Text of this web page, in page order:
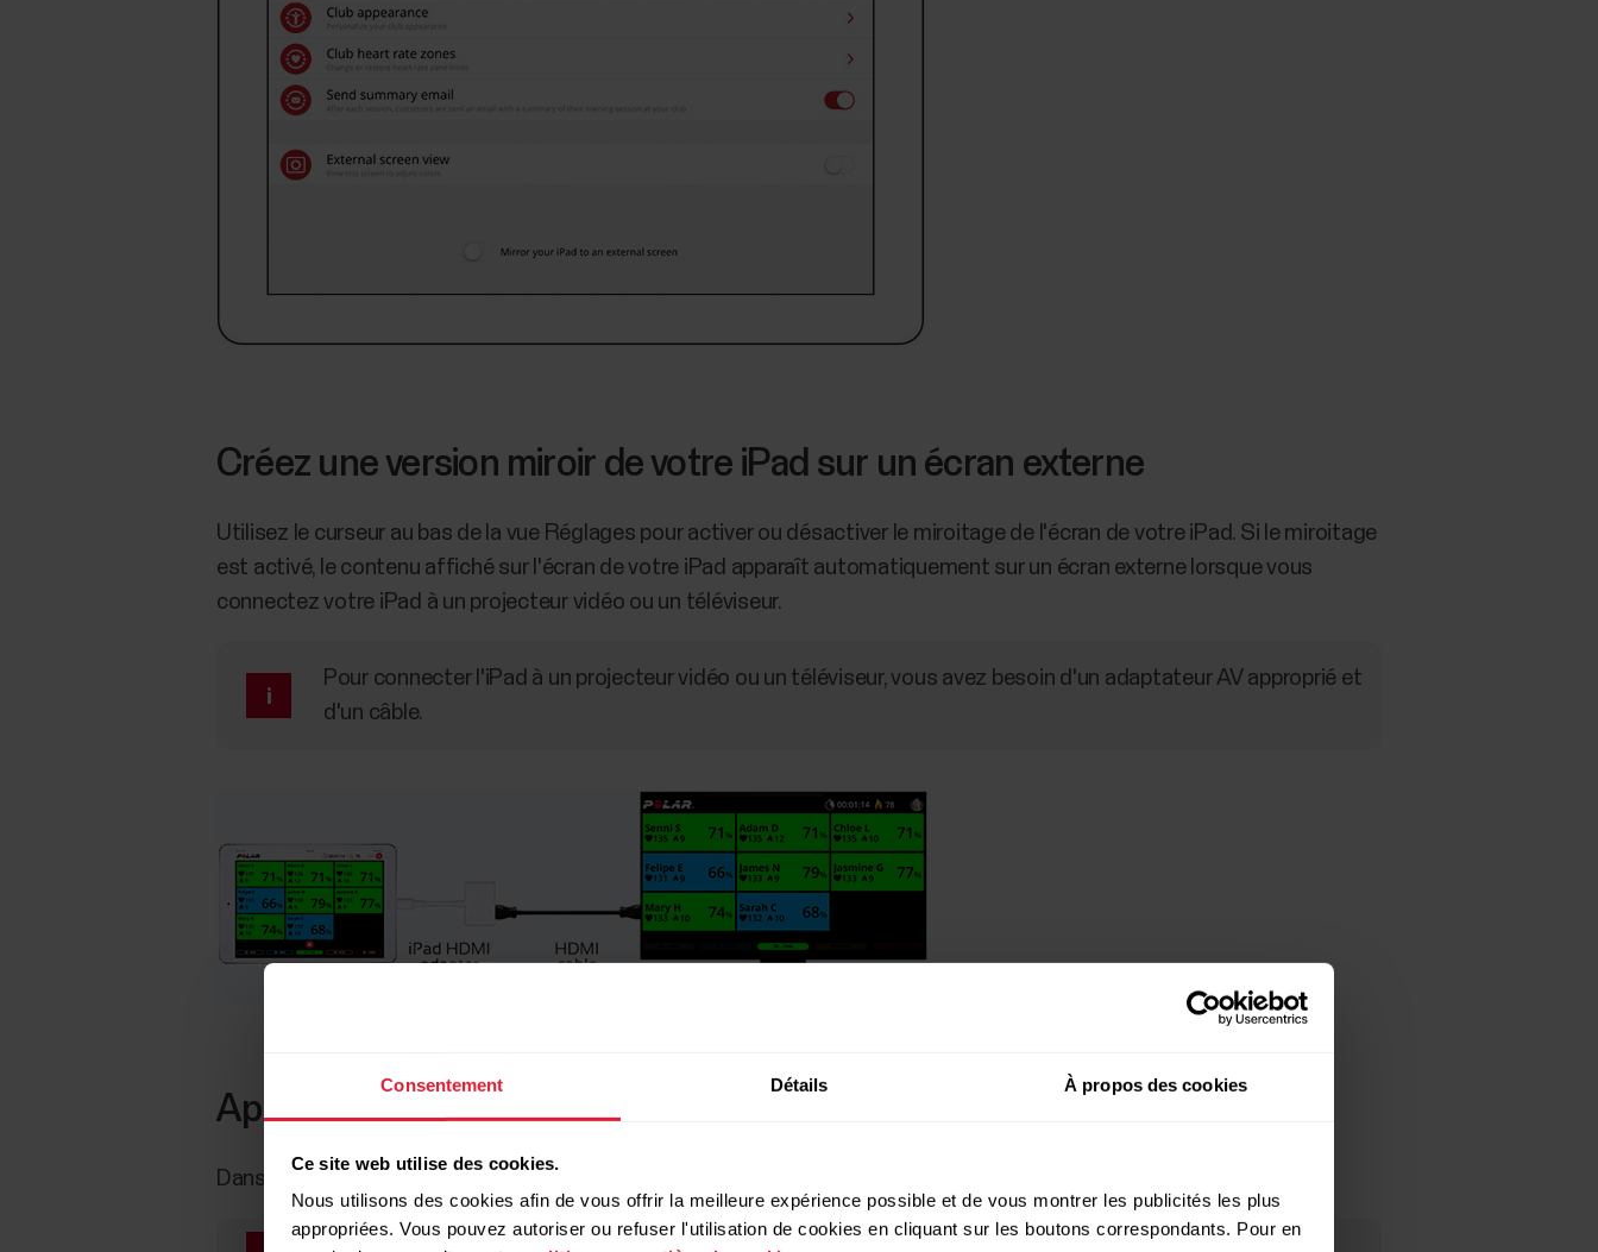
Consentement Détails À propos des cookies
Ce site web utilise des cookies.
Nous utilisons des cookies afin de vous offrir la meilleure expérience possible et de vous montrer les publicités les plus
appropriées. Vous pouvez autoriser ou refuser l'utilisation de cookies en cliquant sur les boutons correspondants. Pour en
Créez une version miroir de votre iPad sur un écran externe
Utilisez le curseur au bas de la vue Réglages pour activer ou désactiver le miroitage de l'écran de votre iPad. Si le miroitage
est activé, le contenu affiché sur l'écran de votre iPad apparaît automatiquement sur un écran externe lorsque vous
connectez votre iPad à un projecteur vidéo ou un téléviseur.
Pour connecter l'iPad à un projecteur vidéo ou un téléviseur, vous avez besoin d'un adaptateur AV approprié et
d'un câble.
Apparence du club
Dans l'application Polar Club, accédez au menu Plus et choisissez Réglages > Apparence du club.